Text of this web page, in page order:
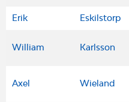
Erik Eskilstorp
William Karlsson
Axel Wieland